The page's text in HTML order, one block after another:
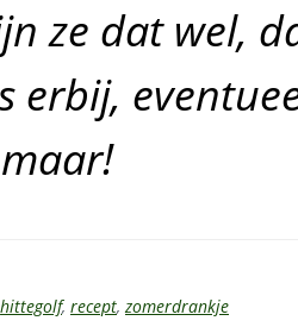
ze dat wel,
erbij,
hittegolf, recept,zomerdrankje